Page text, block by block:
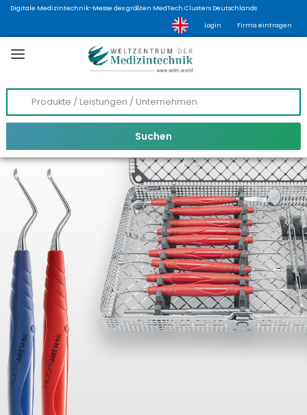
Digitale Medizintechnik-Messe des größten MedTech Clusters Deutschlands
Login Firma eintragen